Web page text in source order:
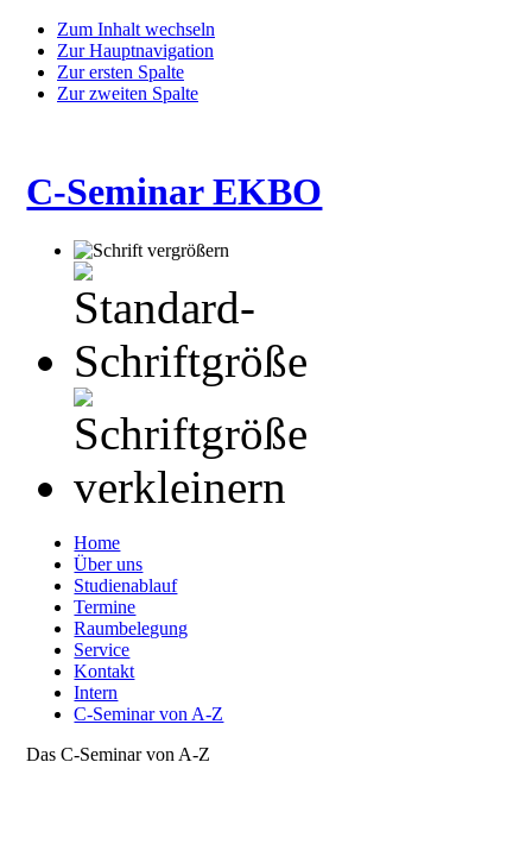
Zum Inhalt wechseln
Zur Hauptnavigation
Zur ersten Spalte
Zur zweiten Spalte
C-Seminar EKBO
Home
Über uns
Studienablauf
Termine
Raumbelegung
Service
Kontakt
Intern
C-Seminar von A-Z
Das C-Seminar von A-Z